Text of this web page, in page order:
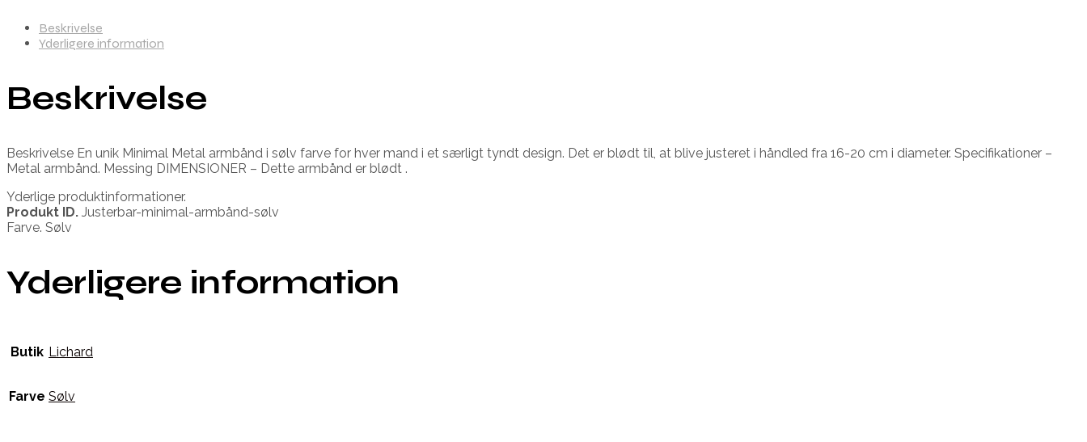
Beskrivelse
Yderligere information
Beskrivelse
Beskrivelse En unik Minimal Metal armbånd i sølv farve for hver mand i et særligt tyndt design. Det er blødt til, at blive justeret i håndled fra 16-20 cm i diameter. Specifikationer –
Metal armbånd. Messing DIMENSIONER – Dette armbånd er blødt .
Yderlige produktinformationer.
Produkt ID. Justerbar-minimal-armbånd-sølv
Farve. Sølv
Yderligere information
Butik Lichard
Farve Sølv